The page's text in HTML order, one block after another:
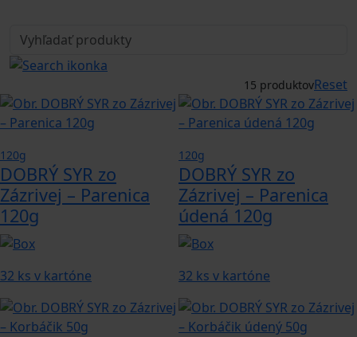
15 produktovReset
120g
DOBRÝ SYR zo
Zázrivej – Parenica
120g
32 ks v kartóne
120g
DOBRÝ SYR zo
Zázrivej – Parenica
údená 120g
32 ks v kartóne